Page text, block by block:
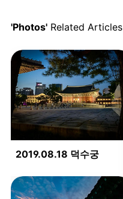
'Photos' Related Articles
2019.08.18 덕수궁